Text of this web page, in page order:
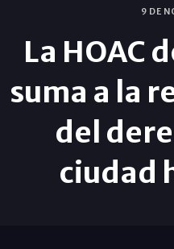
9 DE
La HOAC
suma a la
del
ciudad